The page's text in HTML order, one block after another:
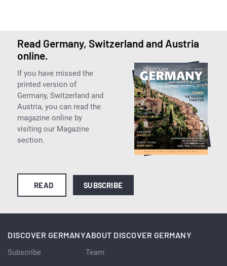
Read Germany, Switzerland and Austria
online.
If you have missed the
printed version of
Germany, Switzerland and
Austria, you can read the
magazine online by
visiting our Magazine
section.
READ SUBSCRIBE
DISCOVER GERMANY
Subscribe
ABOUT DISCOVER GERMANY
Team